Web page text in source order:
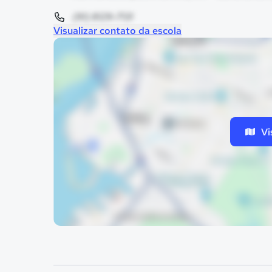
(91) 8129-7131
Visualizar contato da escola